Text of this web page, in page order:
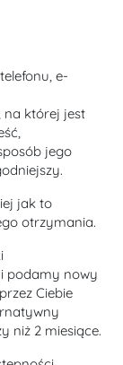
e-
na której jest
jego
jak to
otrzymania.
podamy nowy
Ciebie
niż 2 miesiące.